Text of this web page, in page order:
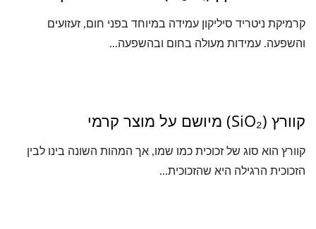
קרמיקת ניטריד סיליקון עמידה במיוחד בפני חום, זעזועים
והשפעה. עמידות מעולה בחום ובהשפעה...
קוורץ (SiO₂) מיושם על מוצר קרמי
קוורץ הוא סוג של זכוכית כמו שמו, אך המהות השונה בינו לבין
הזכוכית הרגילה היא שהזכוכית...